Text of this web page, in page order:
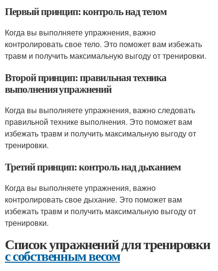
Первый принцип: контроль над телом
Когда вы выполняете упражнения, важно
контролировать свое тело. Это поможет вам избежать
травм и получить максимальную выгоду от тренировки.
Второй принцип: правильная техника
выполнения упражнений
Когда вы выполняете упражнения, важно следовать
правильной технике выполнения. Это поможет вам
избежать травм и получить максимальную выгоду от
тренировки.
Третий принцип: контроль над дыханием
Когда вы выполняете упражнения, важно
контролировать свое дыхание. Это поможет вам
избежать травм и получить максимальную выгоду от
тренировки.
Список упражнений для тренировки
с собственным весом